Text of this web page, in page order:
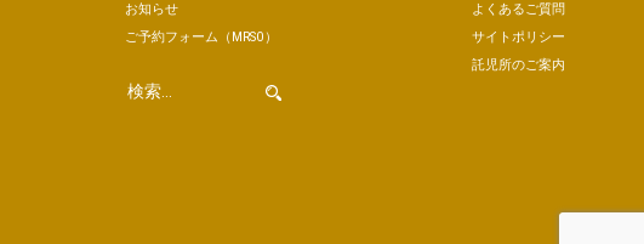
お知らせ
ご予約フォーム （MRSO）
よくあるご質問
サイトポリシー
託児所のご案内